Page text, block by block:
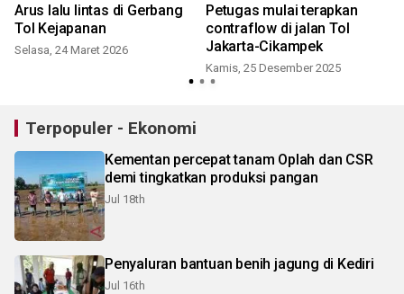
Arus lalu lintas di Gerbang
Tol Kejapanan
Selasa, 24 Maret 2026
Petugas mulai terapkan
contraflow di jalan Tol
Jakarta-Cikampek
Kamis, 25 Desember 2025
Terpopuler - Ekonomi
Kementan percepat tanam Oplah dan CSR
demi tingkatkan produksi pangan
Jul 18th
Penyaluran bantuan benih jagung di Kediri
Jul 16th